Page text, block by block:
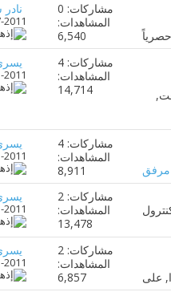
مشاركات: 0
المشاهدات:
6,540
مشاركات: 4
المشاهدات:
14,714
مشاركات: 4
المشاهدات:
8,911
مشاركات: 2
المشاهدات:
13,478
مشاركات: 2
المشاهدات:
6,857